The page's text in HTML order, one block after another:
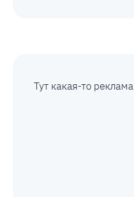
Тут какая-то реклама